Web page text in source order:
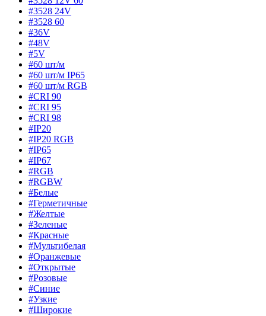
#3528 24V
#3528 60
#36V
#48V
#5V
#60 шт/м
#60 шт/м IP65
#60 шт/м RGB
#CRI 90
#CRI 95
#CRI 98
#IP20
#IP20 RGB
#IP65
#IP67
#RGB
#RGBW
#Белые
#Герметичные
#Желтые
#Зеленые
#Красные
#Мультибелая
#Оранжевые
#Открытые
#Розовые
#Синие
#Узкие
#Широкие